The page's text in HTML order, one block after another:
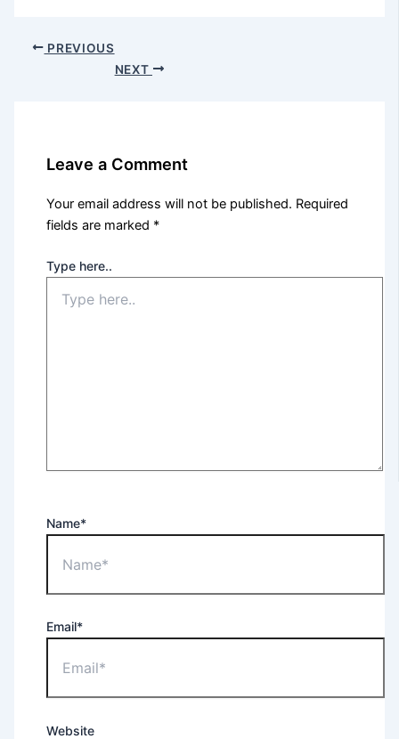
PREVIOUS
NEXT
Leave a Comment
Your email address will not be published. Required
fields are marked *
Type here..
Name*
Email*
Website